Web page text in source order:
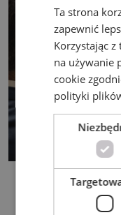
Ta strona
zapewnić
Korzystając
na używanie
cookie
polityki